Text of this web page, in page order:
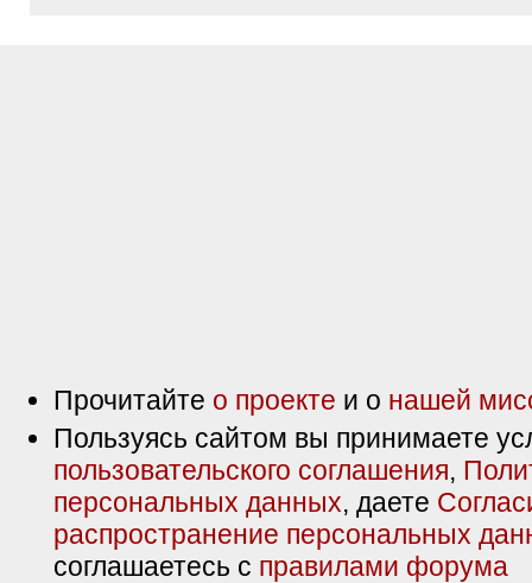
Прочитайте о проекте и о нашей
Пользуясь сайтом вы принимаете
пользовательского соглашения,
персональных данных, даете
распространение персональных
соглашаетесь с правилами форума